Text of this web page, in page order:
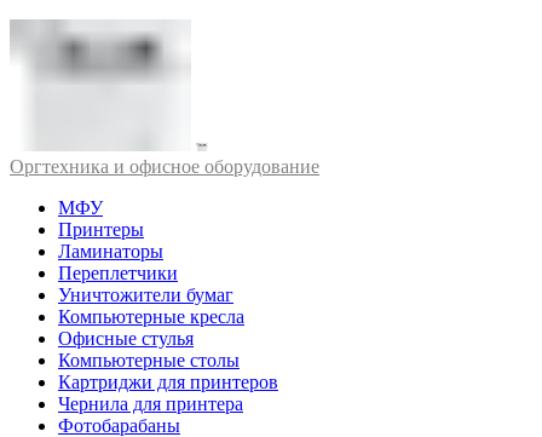
Оргтехника и офисное оборудование
МФУ
Принтеры
Ламинаторы
Переплетчики
Уничтожители бумаг
Компьютерные кресла
Офисные стулья
Компьютерные столы
Картриджи для принтеров
Чернила для принтера
Фотобарабаны